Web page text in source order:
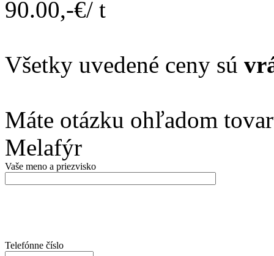
90.00,-€/ t
Všetky uvedené ceny sú
Máte otázku ohľadom
Melafýr
Vaše meno a priezvisko
Telefónne číslo